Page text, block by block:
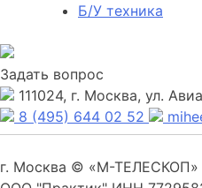
Б/У техника
Задать вопрос
111024, г. Москва, ул.
8 (495) 644 02 52
г. Москва © «М-ТЕЛЕСКОП»